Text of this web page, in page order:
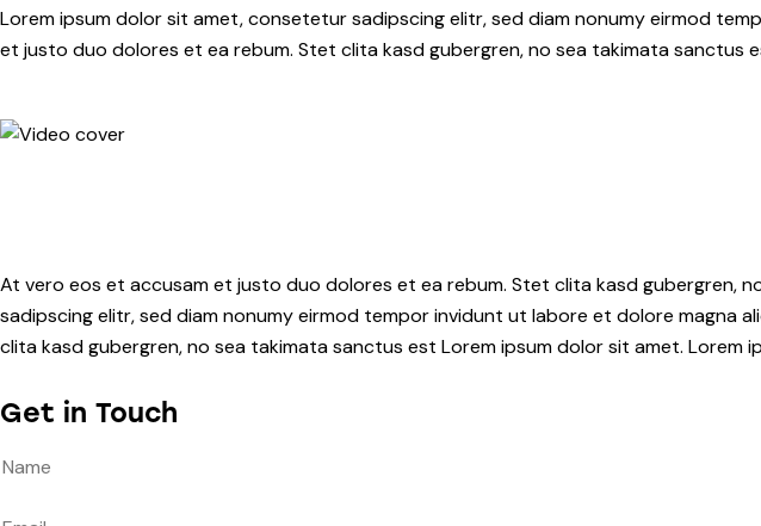
Lorem ipsum dolor sit amet, consetetur sadipscing elitr, sed diam nonumy eirmod
et justo duo dolores et ea rebum. Stet clita kasd gubergren, no sea takimata sanctus
At vero eos et accusam et justo duo dolores et ea rebum. Stet clita kasd gubergren,
sadipscing elitr, sed diam nonumy eirmod tempor invidunt ut labore et dolore magna
clita kasd gubergren, no sea takimata sanctus est Lorem ipsum dolor sit amet. Lorem
Get in Touch